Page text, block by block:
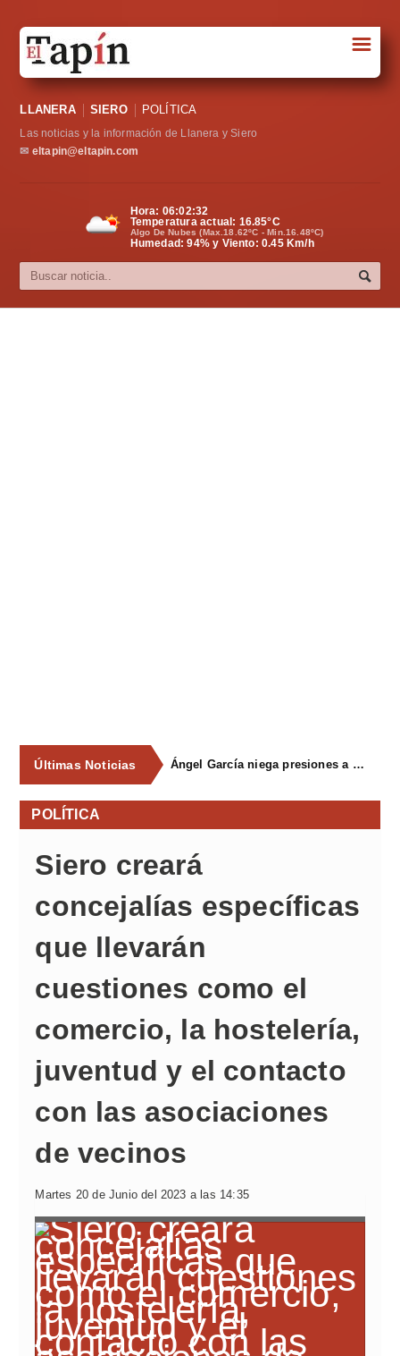
Sociedad
Política
Cultura
☰
LLANERA SIERO POLÍTICA
Las noticias y la información de Llanera y Siero
✉ eltapin@eltapin.com
Hora: 06:02:32
Temperatura actual: 16.85°C
Algo De Nubes (Max.18.62ºC - Min.16.48ºC)
Humedad: 94% y Viento: 0.45 Km/h
Últimas Noticias Ángel García niega presiones a comercios y asegura que el Ayuntamiento cumple "de manera muy rigurosa" la Ley de Contratos
POLÍTICA
Siero creará
concejalías específicas
que llevarán
cuestiones como el
comercio, la hostelería,
juventud y el contacto
con las asociaciones
de vecinos
Martes 20 de Junio del 2023 a las 14:35